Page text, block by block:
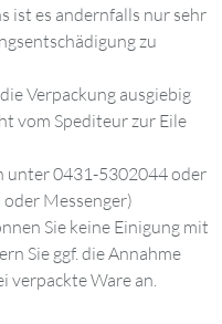
ist es andernfalls nur sehr
zu
Verpackung ausgiebig
vom Spediteur zur Eile
unter 0431-5302044 oder
Messenger)
Sie keine Einigung mit
Sie ggf. die Annahme
verpackte Ware an.